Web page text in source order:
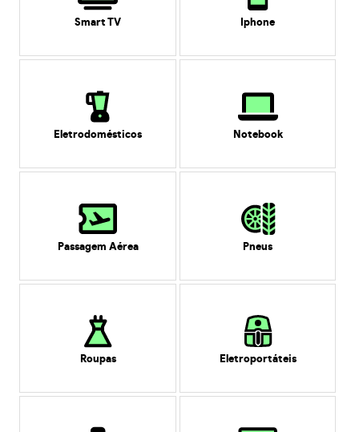
Smart TV Iphone
Eletrodomésticos Notebook
Passagem Aérea Pneus
Roupas Eletroportáteis